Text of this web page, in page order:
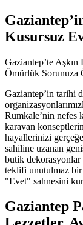
Kusursuz
Gaziantep’te
Ömürlük Sorunuza
Gaziantep’in tarihi
Rumkale’nin nefes
karavan
hayallerinizi
sahiline uzanan
butik dekorasyonlar
teklifi unutulmaz bir
"Evet" sahnesini
Gaziantep